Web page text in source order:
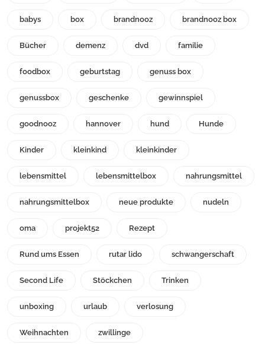
babys box brandnooz brandnooz box
Bücher demenz dvd familie
foodbox geburtstag genuss box
genussbox geschenke gewinnspiel
goodnooz hannover hund Hunde
Kinder kleinkind kleinkinder
lebensmittel lebensmittelbox nahrungsmittel
nahrungsmittelbox neue produkte nudeln
oma projekt52 Rezept
Rund ums Essen rutar lido schwangerschaft
Second Life Stöckchen Trinken
unboxing urlaub verlosung
Weihnachten zwillinge